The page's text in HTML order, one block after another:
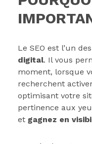
Le SEO est l’un des
digital. Il vous
moment, lorsque
recherchent
optimisant votre
pertinence aux
et gagnez en